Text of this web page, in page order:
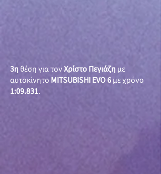
3η θέση για τονΧρίστο Πεγιάζη με
αυτοκίνητο MITSUBISHI EVO 6με χρόνο
1:09.831.